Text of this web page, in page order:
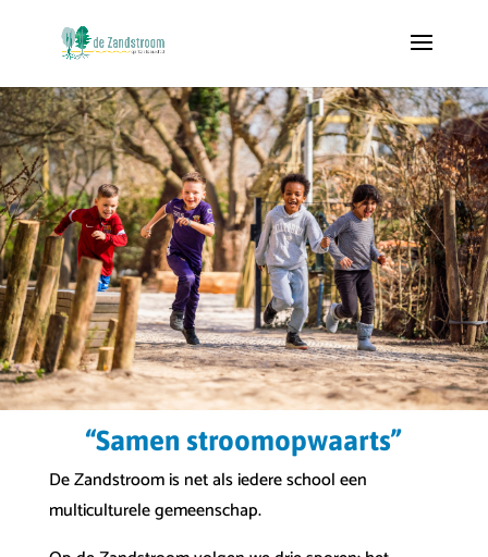
“Samen stroomopwaarts”
De Zandstroom is net als iedere school een
multiculturele gemeenschap.